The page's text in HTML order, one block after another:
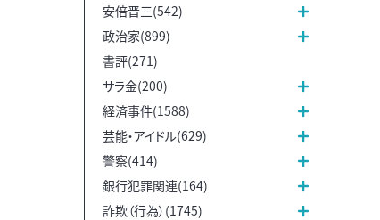
安倍晋三(542)
政治家(899)
書評(271)
サラ金(200)
経済事件(1588)
芸能・アイドル(629)
警察(414)
銀行犯罪関連(164)
詐欺（行為）(1745)